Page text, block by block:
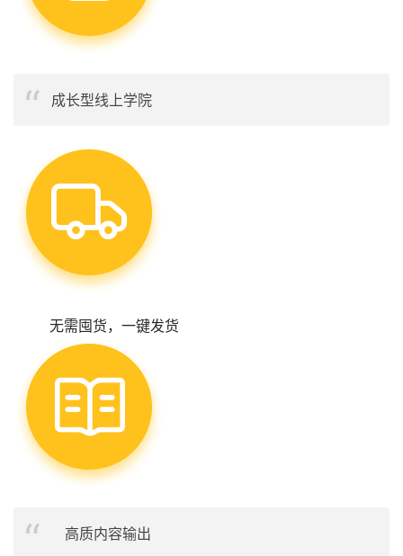
成长型线上学院
无需囤货，一键发货
高质内容输出